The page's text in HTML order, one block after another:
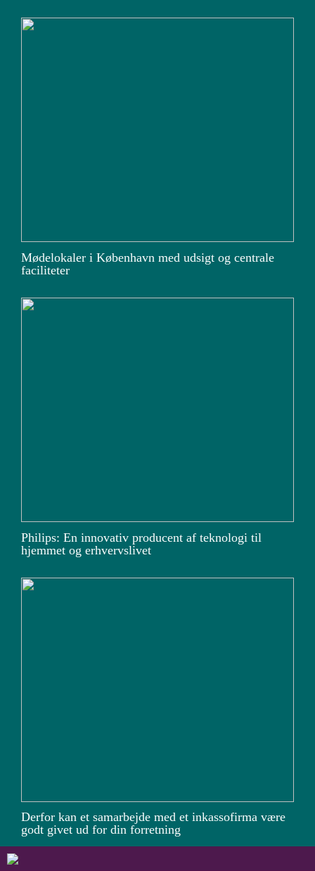
Mødelokaler i København med udsigt og centrale
faciliteter
Philips: En innovativ producent af teknologi til
hjemmet og erhvervslivet
Derfor kan et samarbejde med et inkassofirma være
godt givet ud for din forretning